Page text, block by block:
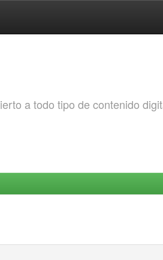
a todo tipo de contenido